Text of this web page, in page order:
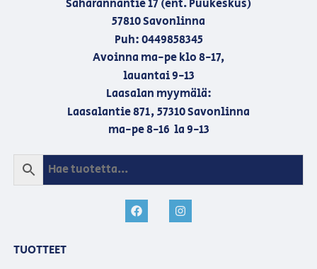
Saharannantie 17 (ent. Puukeskus)
57810 Savonlinna
Puh: 0449858345
Avoinna ma-pe klo 8-17,
lauantai 9-13
Laasalan myymälä:
Laasalantie 871, 57310 Savonlinna
ma-pe 8-16 la 9-13
TUOTTEET